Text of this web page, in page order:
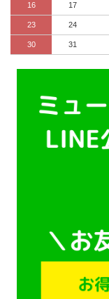
16 17
23 24
30 31